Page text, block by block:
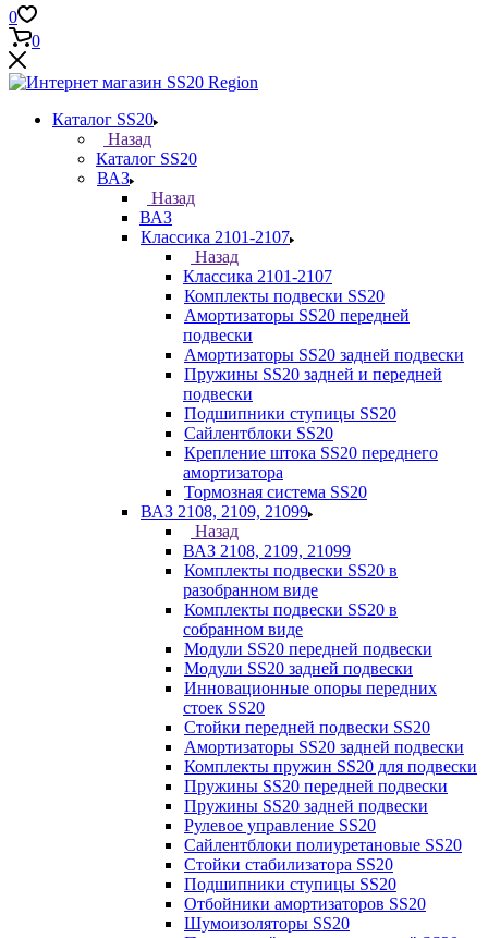
0
0
Каталог SS20
Назад
Каталог SS20
ВАЗ
Назад
ВАЗ
Классика 2101-2107
Назад
Классика 2101-2107
Комплекты подвески SS20
Амортизаторы SS20 передней
подвески
Амортизаторы SS20 задней подвески
Пружины SS20 задней и передней
подвески
Подшипники ступицы SS20
Сайлентблоки SS20
Крепление штока SS20 переднего
амортизатора
Тормозная система SS20
ВАЗ 2108, 2109, 21099
Назад
ВАЗ 2108, 2109, 21099
Комплекты подвески SS20 в
разобранном виде
Комплекты подвески SS20 в
собранном виде
Модули SS20 передней подвески
Модули SS20 задней подвески
Инновационные опоры передних
стоек SS20
Стойки передней подвески SS20
Амортизаторы SS20 задней подвески
Комплекты пружин SS20 для подвески
Пружины SS20 передней подвески
Пружины SS20 задней подвески
Рулевое управление SS20
Сайлентблоки полиуретановые SS20
Стойки стабилизатора SS20
Подшипники ступицы SS20
Отбойники амортизаторов SS20
Шумоизоляторы SS20